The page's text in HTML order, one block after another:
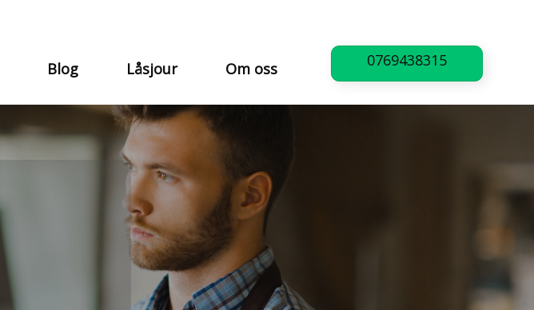
Blog Låsjour Om oss 0769438315